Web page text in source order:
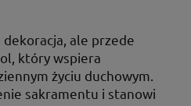
ale przede
który wspiera
życiu duchowym.
sakramentu i stanowi